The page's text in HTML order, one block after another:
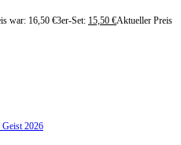
war: 16,50 €3er-Set: 15,50 €Aktueller Preis
2026